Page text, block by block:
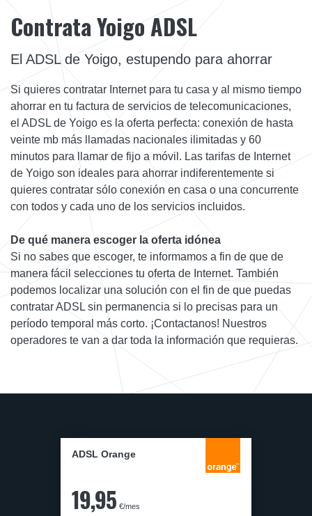
Contrata Yoigo ADSL
El ADSL de Yoigo, estupendo para ahorrar
Si quieres contratar Internet para tu casa y al mismo tiempo
ahorrar en tu factura de servicios de telecomunicaciones,
el ADSL de Yoigo es la oferta perfecta: conexión de hasta
veinte mb más llamadas nacionales ilimitadas y 60
minutos para llamar de fijo a móvil. Las tarifas de Internet
de Yoigo son ideales para ahorrar indiferentemente si
quieres contratar sólo conexión en casa o una concurrente
con todos y cada uno de los servicios incluidos.
De qué manera escoger la oferta idónea
Si no sabes que escoger, te informamos a fin de que de
manera fácil selecciones tu oferta de Internet. También
podemos localizar una solución con el fin de que puedas
contratar ADSL sin permanencia si lo precisas para un
período temporal más corto. ¡Contactanos! Nuestros
operadores te van a dar toda la información que requieras.
ADSL Orange
19,95 €/mes